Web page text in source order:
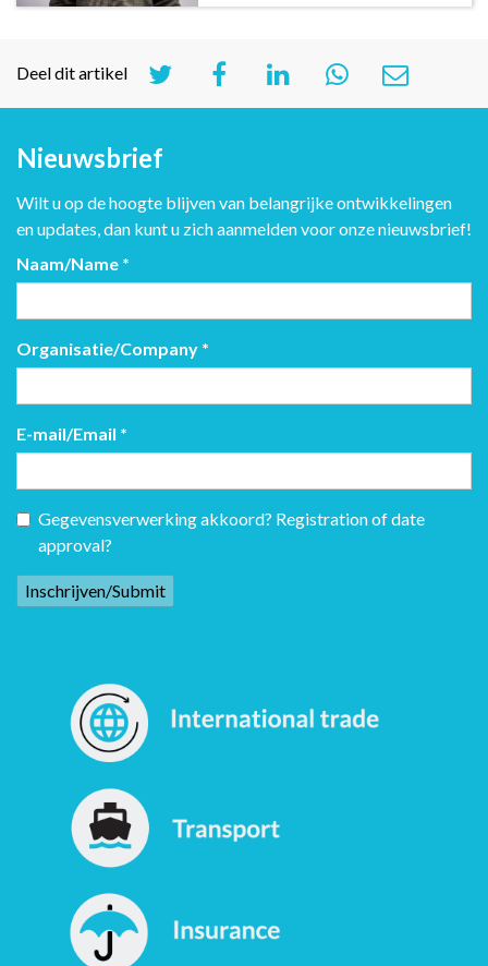
Deel dit artikel
Nieuwsbrief
Wilt u op de hoogte blijven van belangrijke ontwikkelingen
en updates, dan kunt u zich aanmelden voor onze nieuwsbrief!
Naam/Name *
Organisatie/Company *
E-mail/Email *
Gegevensverwerking akkoord? Registration of date
approval?